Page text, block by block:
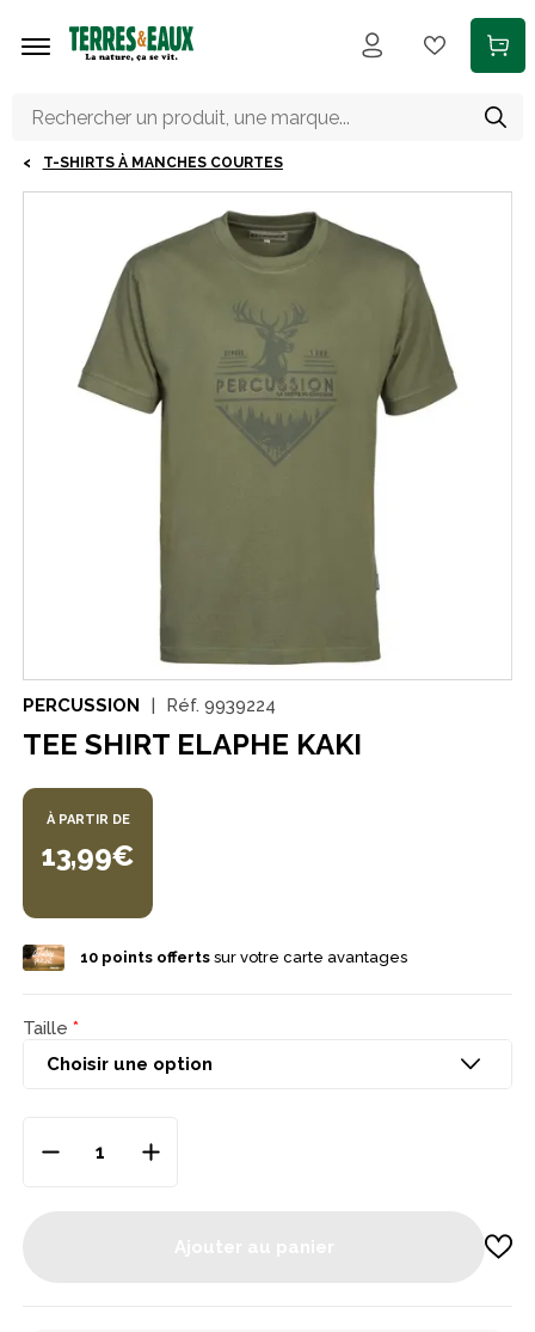
T-SHIRTS À MANCHES COURTES
PERCUSSION Réf. 9939224
TEE SHIRT ELAPHE KAKI
À PARTIR DE
13,99€
10points offertssur votre carte avantages
Taille